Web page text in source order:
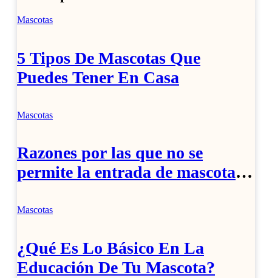
Mascotas
5 Tipos De Mascotas Que
Puedes Tener En Casa
Mascotas
Razones por las que no se
permite la entrada de mascotas
extranjeros.
Mascotas
¿Qué Es Lo Básico En La
Educación De Tu Mascota?